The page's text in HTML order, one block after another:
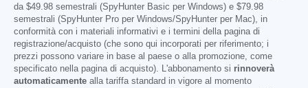
da $49.98 semestrali (SpyHunter Basic per Windows) e $79.98
semestrali (SpyHunter Pro per Windows/SpyHunter per Mac), in
conformità con i materiali informativi e i termini della pagina di
registrazione/acquisto (che sono qui incorporati per riferimento; i
prezzi possono variare in base al paese o alla promozione, come
specificato nella pagina di acquisto). L'abbonamento si rinnoverà
automaticamente alla tariffa standard in vigore al momento